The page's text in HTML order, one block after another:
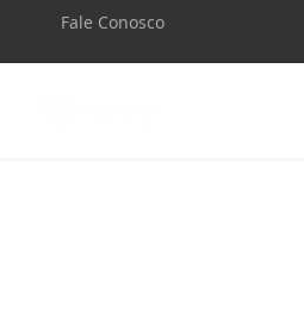
Fale Conosco